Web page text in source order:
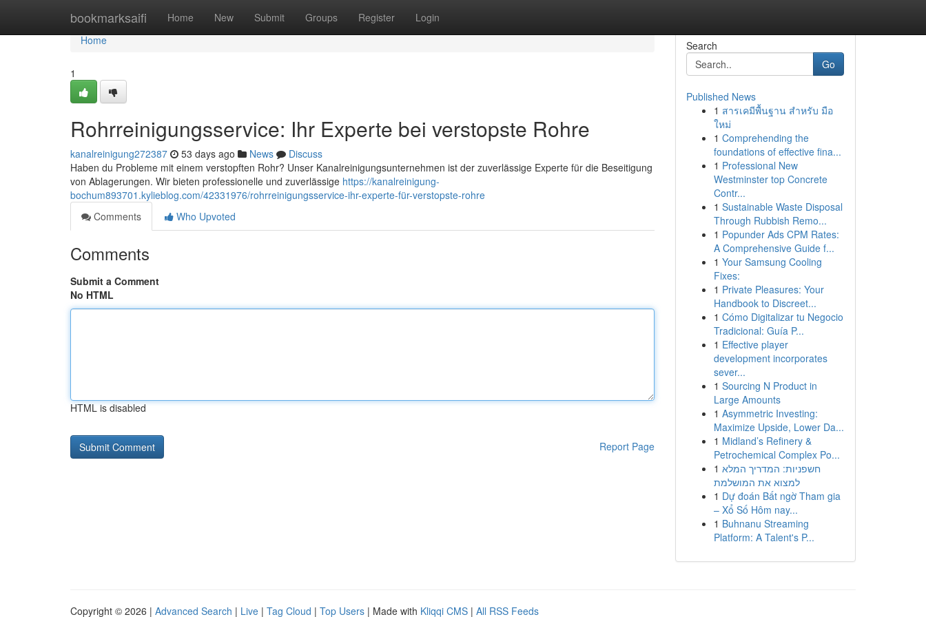
bookmarksaifi Home New Submit Groups Register Login
Home
Home
1
Rohrreinigungsservice: Ihr Experte bei verstopste Rohre
kanalreinigung272387 53 days ago News
Discuss
Haben du Probleme mit einem verstopften Rohr? Unser Kanalreinigungsunternehmen ist der zuverlässige Experte für die Beseitigung
von Ablagerungen. Wir bieten professionelle und zuverlässige https://kanalreinigung-
bochum893701.kylieblog.com/42331976/rohrreinigungsservice-ihr-experte-für-verstopste-rohre
Comments
Who Upvoted
Comments
Submit a Comment
No HTML
HTML is disabled
Report Page
Search
Go
Published News
1 สารเคมีพื้นฐาน สำหรับ มือ
ใหม่
1 Comprehending the
foundations of effective fina...
1 Professional New
Westminster top Concrete
Contr...
1 Sustainable Waste Disposal
Through Rubbish Remo...
1 Popunder Ads CPM Rates:
A Comprehensive Guide f...
1 Your Samsung Cooling
Fixes:
1 Private Pleasures: Your
Handbook to Discreet...
1 Cómo Digitalizar tu Negocio
Tradicional: Guía P...
1 Effective player
development incorporates
sever...
1 Sourcing N Product in
Large Amounts
1 Asymmetric Investing:
Maximize Upside, Lower Da...
1 Midland’s Refinery &
Petrochemical Complex Po...
1 חשפניות: המדריך המלא
למצוא את המושלמת
1 Dự đoán Bất ngờ Tham gia
– Xổ Số Hôm nay...
1 Buhnanu Streaming
Platform: A Talent's P...
Copyright © 2026 | Advanced Search | Live | Tag Cloud | Top Users | Made with Kliqqi CMS | All RSS Feeds